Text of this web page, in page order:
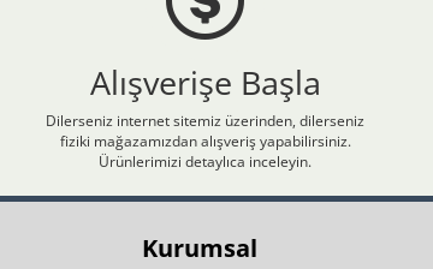
Alışverişe Başla
Dilerseniz internet sitemiz üzerinden, dilerseniz
fiziki mağazamızdan alışveriş yapabilirsiniz.
Ürünlerimizi detaylıca inceleyin.
Kurumsal